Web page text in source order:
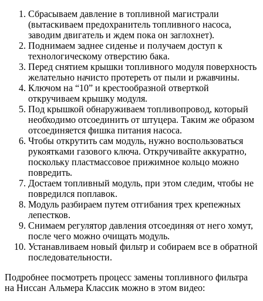
Сбрасываем давление в топливной магистрали
(вытаскиваем предохранитель топливного насоса,
заводим двигатель и ждем пока он заглохнет).
Поднимаем заднее сиденье и получаем доступ к
технологическому отверстию бака.
Перед снятием крышки топливного модуля поверхность
желательно начисто протереть от пыли и ржавчины.
Ключом на “10” и крестообразной отверткой
откручиваем крышку модуля.
Под крышкой обнаруживаем топливопровод, который
необходимо отсоединить от штуцера. Таким же образом
отсоединяется фишка питания насоса.
Чтобы открутить сам модуль, нужно воспользоваться
рукоятками газового ключа. Откручивайте аккуратно,
поскольку пластмассовое прижимное кольцо можно
повредить.
Достаем топливный модуль, при этом следим, чтобы не
повредился поплавок.
Модуль разбираем путем отгибания трех крепежных
лепестков.
Снимаем регулятор давления отсоединяя от него хомут,
после чего можно очищать модуль.
Устанавливаем новый фильтр и собираем все в обратной
последовательности.
Подробнее посмотреть процесс замены топливного фильтра
на Ниссан Альмера Классик можно в этом видео: